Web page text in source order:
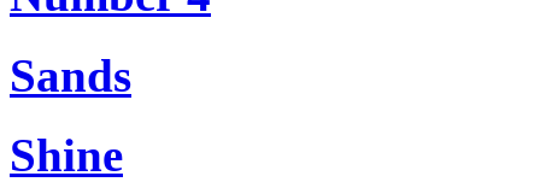
Sands
Shine